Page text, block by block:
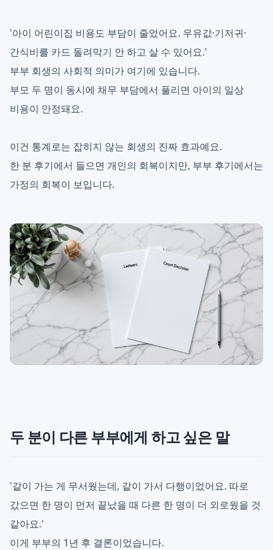
'아이 어린이집 비용도 부담이 줄었어요. 우유값·기저귀·
간식비를 카드 돌려막기 안 하고 살 수 있어요.'
부부 회생의 사회적 의미가 여기에 있습니다.
부모 두 명이 동시에 채무 부담에서 풀리면 아이의 일상
비용이 안정돼요.
이건 통계로는 잡히지 않는 회생의 진짜 효과예요.
한 분 후기에서 들으면 개인의 회복이지만, 부부 후기에서는
가정의 회복이 보입니다.
두 분이 다른 부부에게 하고 싶은 말
'같이 가는 게 무서웠는데, 같이 가서 다행이었어요. 따로
갔으면 한 명이 먼저 끝났을 때 다른 한 명이 더 외로웠을 것
같아요.'
이게 부부의 1년 후 결론이었습니다.